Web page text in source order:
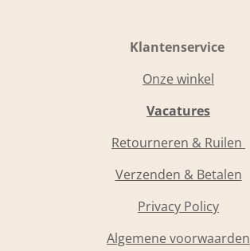
Klantenservice
Onze winkel
Vacatures
Retourneren & Ruilen
Verzenden & Betalen
Privacy Policy
Algemene voorwaarden